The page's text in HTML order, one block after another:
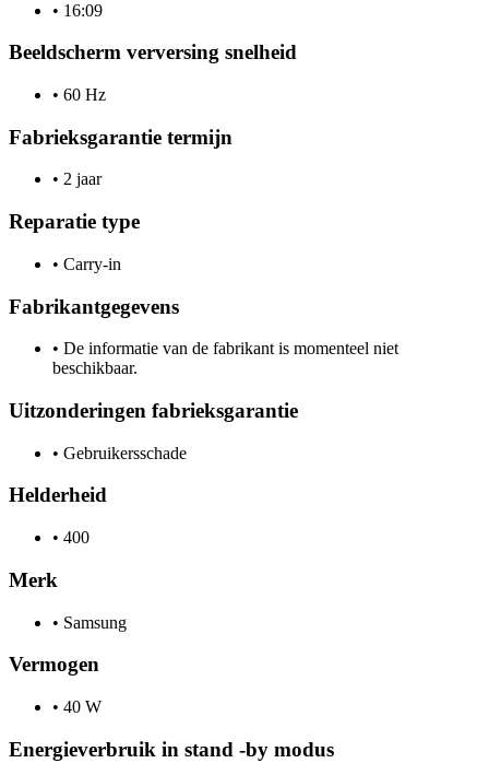
• 16:09
Beeldscherm verversing snelheid
• 60 Hz
Fabrieksgarantie termijn
• 2 jaar
Reparatie type
• Carry-in
Fabrikantgegevens
• De informatie van de fabrikant is momenteel niet
beschikbaar.
Uitzonderingen fabrieksgarantie
• Gebruikersschade
Helderheid
• 400
Merk
• Samsung
Vermogen
• 40 W
Energieverbruik in stand -by modus